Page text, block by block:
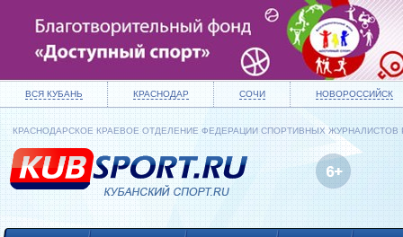
ВСЯ КУБАНЬ КРАСНОДАР СОЧИ НОВОРОССИЙСК
КРАСНОДАРСКОЕ КРАЕВОЕ ОТДЕЛЕНИЕ ФЕДЕРАЦИИ СПОРТИВНЫХ ЖУРНАЛИСТОВ